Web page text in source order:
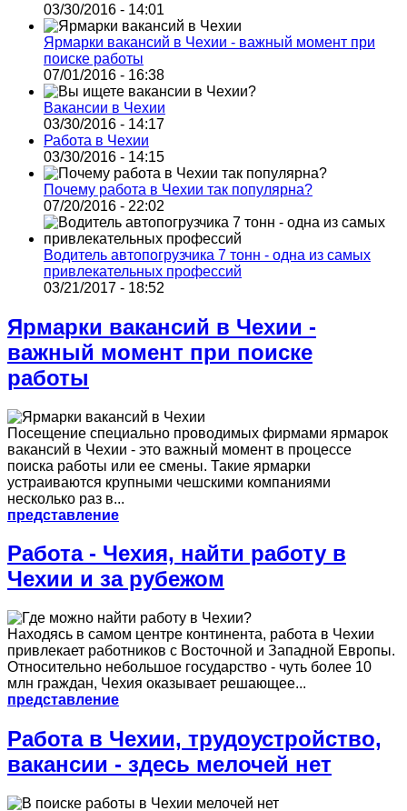
03/30/2016 - 14:01
Ярмарки вакансий в Чехии - важный момент при
поиске работы
07/01/2016 - 16:38
Вакансии в Чехии
03/30/2016 - 14:17
Работа в Чехии
03/30/2016 - 14:15
Почему работа в Чехии так популярна?
07/20/2016 - 22:02
Водитель автопогрузчика 7 тонн - одна из самых
привлекательных профессий
03/21/2017 - 18:52
Ярмарки вакансий в Чехии -
важный момент при поиске
работы
Посещение специально проводимых фирмами ярмарок
вакансий в Чехии - это важный момент в процессе
поиска работы или ее смены. Такие ярмарки
устраиваются крупными чешскими компаниями
несколько раз в...
представление
Работа - Чехия, найти работу в
Чехии и за рубежом
Находясь в самом центре континента, работа в Чехии
привлекает работников с Восточной и Западной Европы.
Относительно небольшое государство - чуть более 10
млн граждан, Чехия оказывает решающее...
представление
Работа в Чехии, трудоустройство,
вакансии - здесь мелочей нет